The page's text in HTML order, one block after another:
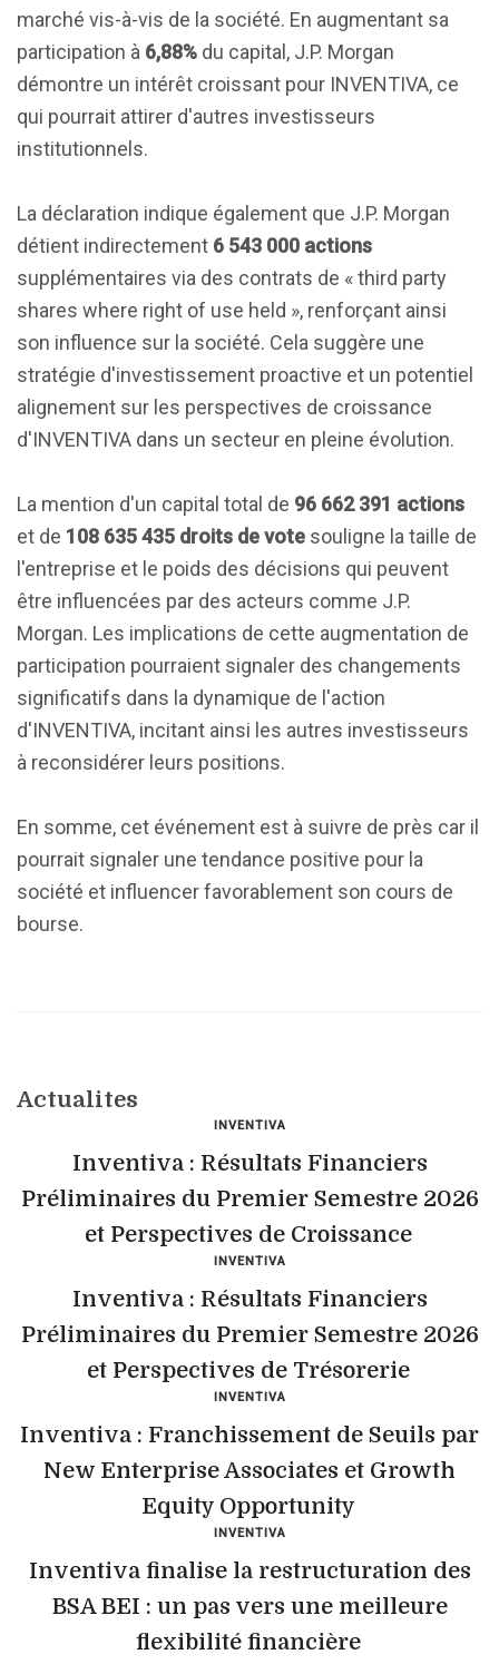
marché vis-à-vis de la société. En augmentant sa
participation à 6,88% du capital, J.P. Morgan
démontre un intérêt croissant pour INVENTIVA, ce
qui pourrait attirer d'autres investisseurs
institutionnels.
La déclaration indique également que J.P. Morgan
détient indirectement 6 543 000 actions
supplémentaires via des contrats de « third party
shares where right of use held », renforçant ainsi
son influence sur la société. Cela suggère une
stratégie d'investissement proactive et un potentiel
alignement sur les perspectives de croissance
d'INVENTIVA dans un secteur en pleine évolution.
La mention d'un capital total de 96 662 391 actions
et de 108 635 435 droits de vote souligne la taille de
l'entreprise et le poids des décisions qui peuvent
être influencées par des acteurs comme J.P.
Morgan. Les implications de cette augmentation de
participation pourraient signaler des changements
significatifs dans la dynamique de l'action
d'INVENTIVA, incitant ainsi les autres investisseurs
à reconsidérer leurs positions.
En somme, cet événement est à suivre de près car il
pourrait signaler une tendance positive pour la
société et influencer favorablement son cours de
bourse.
Actualites
INVENTIVA
Inventiva : Résultats Financiers
Préliminaires du Premier Semestre 2026
et Perspectives de Croissance
INVENTIVA
Inventiva : Résultats Financiers
Préliminaires du Premier Semestre 2026
et Perspectives de Trésorerie
INVENTIVA
Inventiva : Franchissement de Seuils par
New Enterprise Associates et Growth
Equity Opportunity
INVENTIVA
Inventiva finalise la restructuration des
BSA BEI : un pas vers une meilleure
flexibilité financière